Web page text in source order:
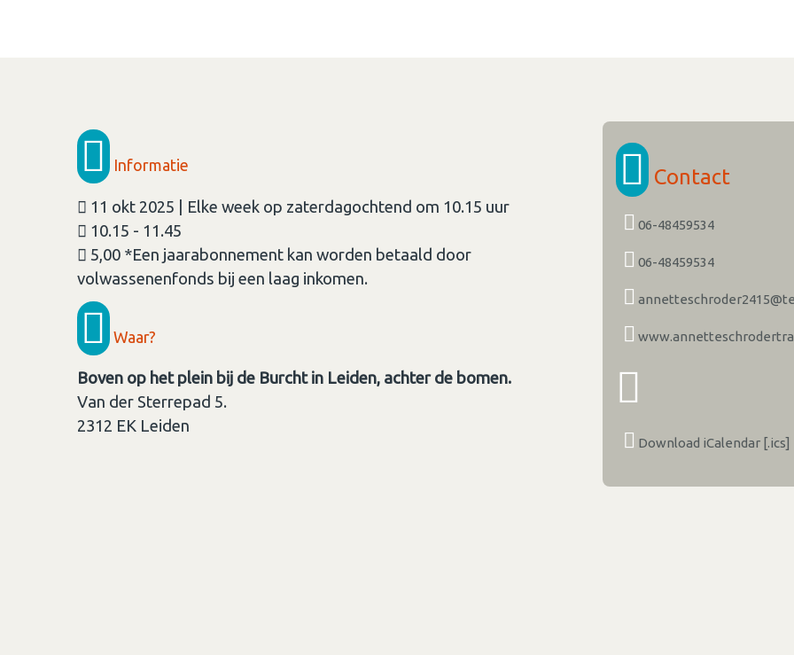
Informatie
11 okt 2025 | Elke week op zaterdagochtend om 10.15 uur
10.15 - 11.45
5,00 *Een jaarabonnement kan worden betaald door
volwassenenfonds bij een laag inkomen.
Waar?
Boven op het plein bij de Burcht in Leiden, achter de bomen.
Van der Sterrepad 5.
2312 EK Leiden
Contact
06-48459534
06-48459534
Download iCalendar [.ics]